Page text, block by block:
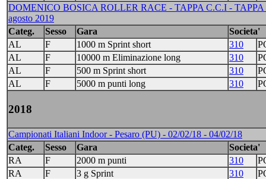
DOMENICO BOSICA ROLLER RACE - TAPPA C.C.I -
agosto 2019
Categ.
Sesso Gara
Societa'
AL
F 1000 m Sprint short 310
AL
F 10000 m Eliminazione long 310
AL
F 500 m Sprint short 310
AL
F 5000 m punti long 310
2018
Campionati Italiani Indoor - Pesaro (PU) - 02/02/18 - 04/02/18
Categ.
Sesso Gara
Societa'
RA
F 2000 m punti 310
RA
F 3 g Sprint 310